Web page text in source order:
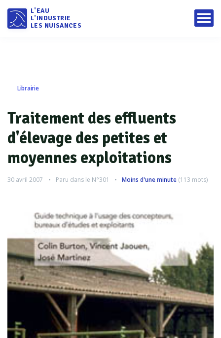
L'EAU
L'INDUSTRIE
LES NUISANCES
Librairie
Traitement des effluents
d'élevage des petites et
moyennes exploitations
30 avril 2007 Paru dans le N°301 Moins d'une minute (113 mots)